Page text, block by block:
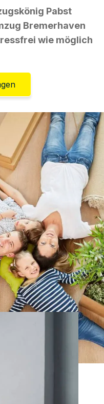
Pabst
Bremerhaven
wie möglich